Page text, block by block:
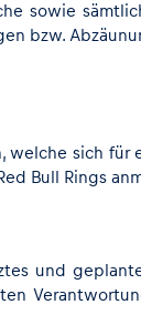
sowie
bzw.
welche sich
Bull Rings
und